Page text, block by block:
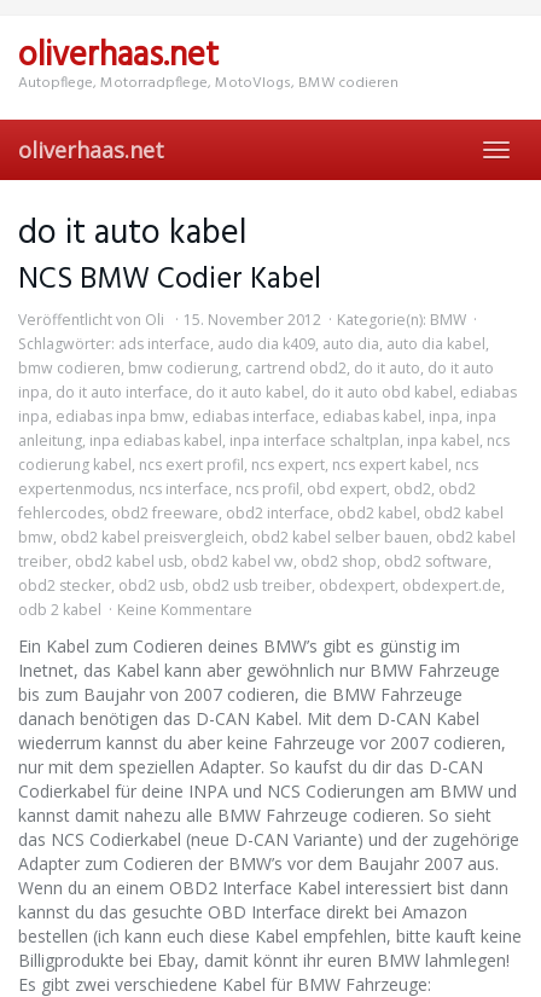
main
content
oliverhaas.net
Autopflege, Motorradpflege, MotoVlogs, BMW codieren
oliverhaas.net
do it auto kabel
NCS BMW Codier Kabel
Veröffentlicht von Oli 15. November 2012 Kategorie(n): BMW
Schlagwörter: ads interface, audo dia k409, auto dia, auto dia kabel,
bmw codieren, bmw codierung, cartrend obd2, do it auto, do it auto
inpa, do it auto interface, do it auto kabel, do it auto obd kabel, ediabas
inpa, ediabas inpa bmw, ediabas interface, ediabas kabel, inpa, inpa
anleitung, inpa ediabas kabel, inpa interface schaltplan, inpa kabel, ncs
codierung kabel, ncs exert profil, ncs expert, ncs expert kabel, ncs
expertenmodus, ncs interface, ncs profil, obd expert, obd2, obd2
fehlercodes, obd2 freeware, obd2 interface, obd2 kabel, obd2 kabel
bmw, obd2 kabel preisvergleich, obd2 kabel selber bauen, obd2 kabel
treiber, obd2 kabel usb, obd2 kabel vw, obd2 shop, obd2 software,
obd2 stecker, obd2 usb, obd2 usb treiber, obdexpert, obdexpert.de,
odb 2 kabel
Keine Kommentare
Ein Kabel zum Codieren deines BMW’s gibt es günstig im
Inetnet, das Kabel kann aber gewöhnlich nur BMW Fahrzeuge
bis zum Baujahr von 2007 codieren, die BMW Fahrzeuge
danach benötigen das D-CAN Kabel. Mit dem D-CAN Kabel
wiederrum kannst du aber keine Fahrzeuge vor 2007 codieren,
nur mit dem speziellen Adapter. So kaufst du dir das D-CAN
Codierkabel für deine INPA und NCS Codierungen am BMW und
kannst damit nahezu alle BMW Fahrzeuge codieren. So sieht
das NCS Codierkabel (neue D-CAN Variante) und der zugehörige
Adapter zum Codieren der BMW’s vor dem Baujahr 2007 aus.
Wenn du an einem OBD2 Interface Kabel interessiert bist dann
kannst du das gesuchte OBD Interface direkt bei Amazon
bestellen (ich kann euch diese Kabel empfehlen, bitte kauft keine
Billigprodukte bei Ebay, damit könnt ihr euren BMW lahmlegen!
Es gibt zwei verschiedene Kabel für BMW Fahrzeuge: